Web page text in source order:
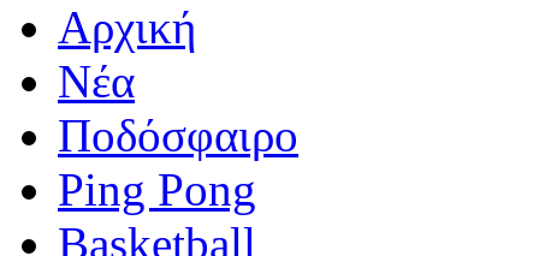
Αρχική
Νέα
Ποδόσφαιρο
Ping Pong
Basketball